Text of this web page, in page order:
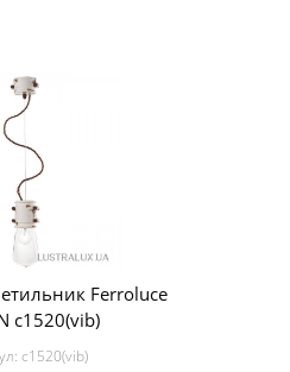
Ferroluce
c1520(vib)
c1520(vib)